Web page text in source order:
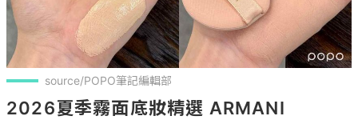
source/POPO筆記編輯部
2026夏季霧面底妝精選 ARMANI